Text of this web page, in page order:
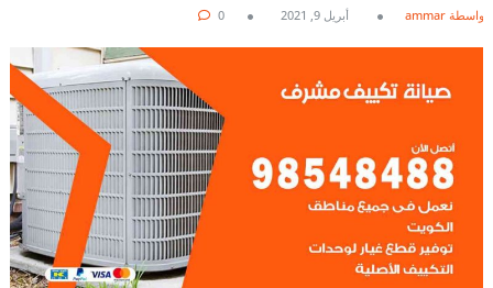
بواسطة ammar أبريل 9, 2021 0